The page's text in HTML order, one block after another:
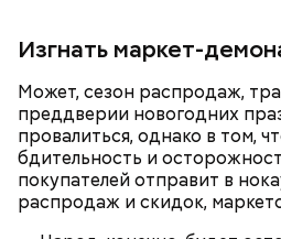
Изгнать маркет-
Может, сезон распродаж,
преддверии новогодних
провалиться, однако в том,
бдительность и
покупателей отправит в
распродаж и скидок,
— Если человек не умеет
инвестиции. Самый простой
своего бюджета — это
государства или продажа
Avito. Например, я научила
создавать эти объявления и
Для нее это дополнительная
заработка к карманным